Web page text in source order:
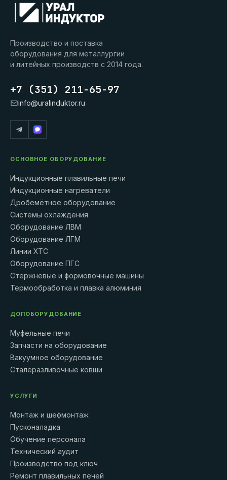
Производство и поставка
оборудования для металлургии
и литейных производств с 2014 года.
+7 (351) 211-65-97
info@uralinduktor.ru
ОСНОВНОЕ ОБОРУДОВАНИЕ
Индукционные плавильные печи
Индукционные нагреватели
Дробемётное оборудование
Системы охлаждения
Оборудование ЛВМ
Оборудование ЛГМ
Линии ХТС
Оборудование ПГС
Стержневые и формовочные машины
Термообработка и плавка алюминия
ДОПОБОРУДОВАНИЕ
Муфельные печи
Запчасти на оборудование
Вакуумное оборудование
Сталеразливочные ковши
УСЛУГИ
Монтаж и шефмонтаж
Пусконаладка
Обучение персонала
Технический аудит
Производство под ключ
Ремонт плавильных печей